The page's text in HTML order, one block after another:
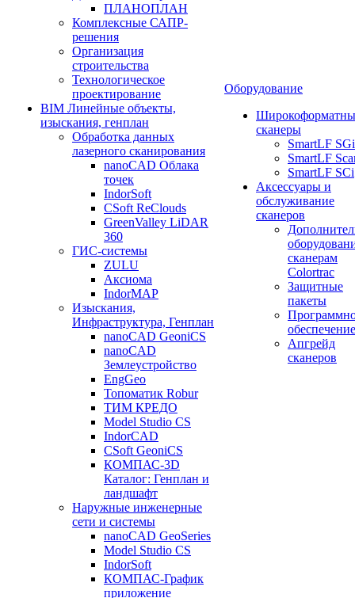
ПЛАНОПЛАН
Комплексные САПР-
решения
Организация
строительства
Технологическое
проектирование
BIM Линейные объекты,
изыскания, генплан
Обработка данных
лазерного сканирования
nanoCAD Облака
точек
IndorSoft
CSoft ReClouds
GreenValley LiDAR
360
ГИС-системы
ZULU
Аксиома
IndorMAP
Изыскания,
Инфраструктура, Генплан
nanoCAD GeoniCS
nanoCAD
Землеустройство
EngGeo
Топоматик Robur
ТИМ КРЕДО
Model Studio CS
IndorCAD
CSoft GeoniCS
КОМПАС-3D
Каталог: Генплан и
ландшафт
Наружные инженерные
сети и системы
nanoCAD GeoSeries
Model Studio CS
IndorSoft
КОМПАС-График
приложение
Оборудование
сканеры
SmartLF SGi
SmartLF
SmartLF SCi
Аксессуары и
обслуживание
сканеров
сканерам
Colortrac
Защитные
пакеты
обеспечение
Апгрейд
сканеров